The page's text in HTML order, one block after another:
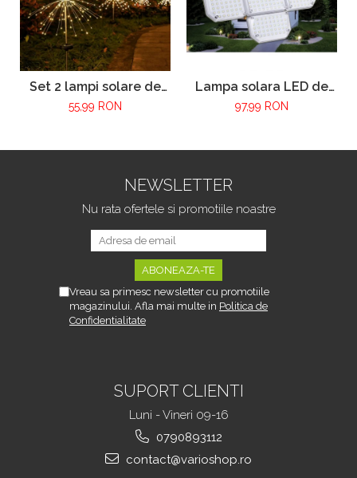
Set 2 lampi solare de
gradina VarioShop®,
intemperii, lumina rece,
baterie incorporata, Alb
55,99 RON
Lampa solara LED de
exterior VarioShop ®,
Telecomanda si 4
Diferite, 181 LED-uri,
Impermeabilitate IP65,
Unghi Reglabil, Neagra
97,99 RON
NEWSLETTER
Nu rata ofertele si promotiile noastre
Vreau sa primesc newsletter cu promotiile
magazinului. Afla mai multe in Politica de
Confidentialitate
SUPORT CLIENTI
Luni - Vineri 09-16
0790893112
contact@varioshop.ro